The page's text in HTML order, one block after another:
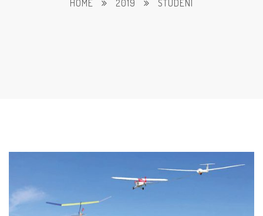
HOME 2019 STUDENI